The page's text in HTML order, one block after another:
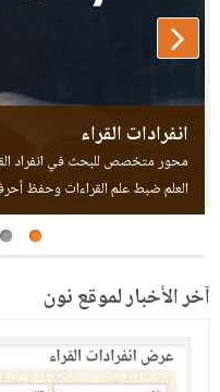
انفرادات القراء
محور متخصص للبحث في انفراد
العلم ضبط علم القراءات وحفظ
طيبة النشر - عرض
آخر الأخبار لموقع نون